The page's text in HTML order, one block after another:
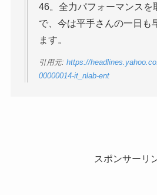
46。全力パフォーマンスを
で、今は平手さんの一日も
ます。
引用元: https://
00000014-it_nlab-ent
スポンサーリ